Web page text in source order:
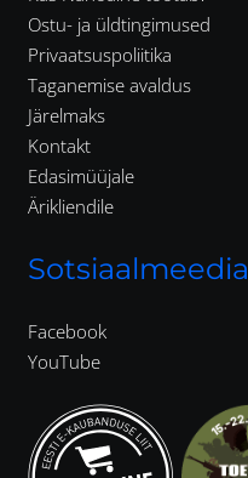
Ostu- ja üldtingimused
Privaatsuspoliitika
Taganemise avaldus
Järelmaks
Kontakt
Edasimüüjale
Ärikliendile
Sotsiaalmeedia
Facebook
YouTube